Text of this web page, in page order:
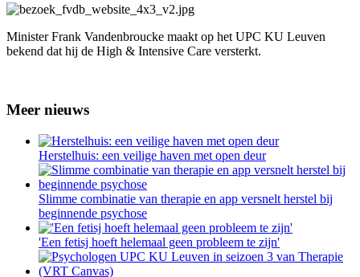
Minister Frank Vandenbroucke maakt op het UPC KU Leuven
bekend dat hij de High & Intensive Care versterkt.
Meer nieuws
Herstelhuis: een veilige haven met open deur
Slimme combinatie van therapie en app versnelt herstel bij
beginnende psychose
'Een fetisj hoeft helemaal geen probleem te zijn'